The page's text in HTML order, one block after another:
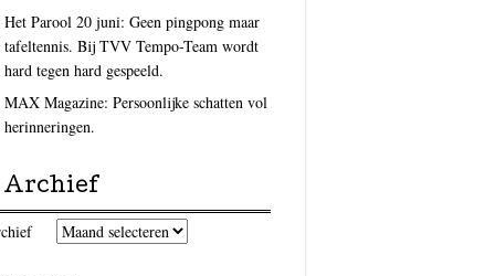
Het Parool 20 juni: Geen pingpong maar
tafeltennis. Bij TVV Tempo-Team wordt
hard tegen hard gespeeld.
MAX Magazine: Persoonlijke schatten vol
herinneringen.
Archief